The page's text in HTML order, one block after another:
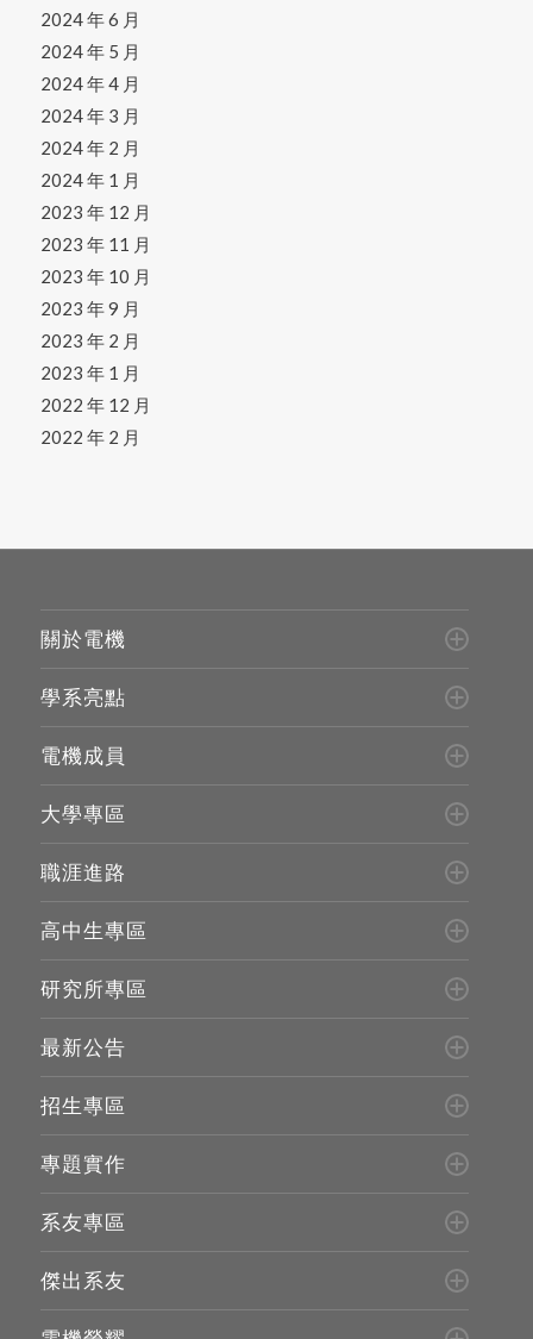
2024 年 6 月
2024 年 5 月
2024 年 4 月
2024 年 3 月
2024 年 2 月
2024 年 1 月
2023 年 12 月
2023 年 11 月
2023 年 10 月
2023 年 9 月
2023 年 2 月
2023 年 1 月
2022 年 12 月
2022 年 2 月
關於電機
學系亮點
電機成員
大學專區
職涯進路
高中生專區
研究所專區
最新公告
招生專區
專題實作
系友專區
傑出系友